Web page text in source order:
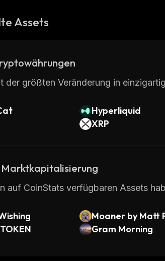
Assets
der größten Veränderung in
Hyperliquid
XRP
Marktkapitalisierung
auf CoinStats verfügbaren Assets
Moaner by Matt
Gram Morning